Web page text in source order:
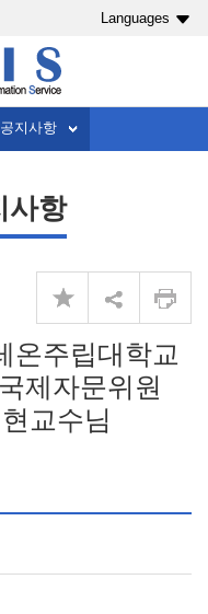
Languages
지사항
사항
온주립대학교
제자문위원
교수님